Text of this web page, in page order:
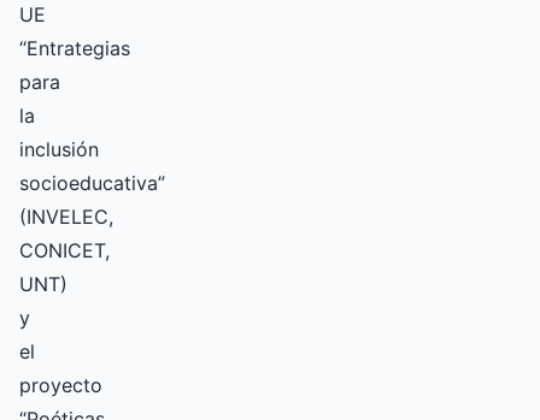
UE
“Entrategias
para
la
inclusión
socioeducativa”
(INVELEC,
CONICET,
UNT)
y
el
proyecto